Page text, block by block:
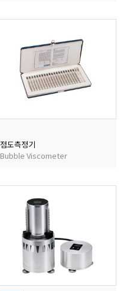
점도측정기
Bubble Viscometer